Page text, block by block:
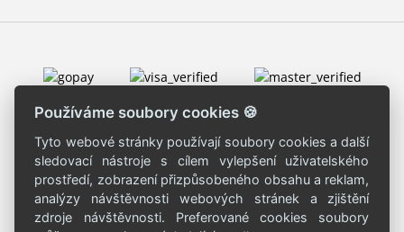
Používáme soubory cookies 🍪
Tyto webové stránky používají soubory cookies a další
sledovací nástroje s cílem vylepšení uživatelského
prostředí, zobrazení přizpůsobeného obsahu a reklam,
analýzy návštěvnosti webových stránek a zjištění
zdroje návštěvnosti. Preferované cookies soubory